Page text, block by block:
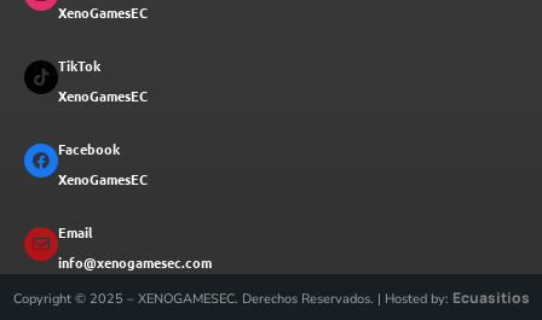
XenoGamesEC
TikTok
XenoGamesEC
Facebook
XenoGamesEC
Email
info@xenogamesec.com
Copyright © 2025 – XENOGAMESEC. Derechos Reservados. | Hosted by: Ecuasitios